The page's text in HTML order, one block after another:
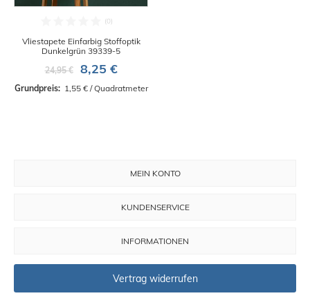
Vliestapete Einfarbig Stoffoptik
Dunkelgrün 39339-5
24,95 €
8,25 €
Grundpreis: 1,55 € / Quadratmeter
MEIN KONTO
KUNDENSERVICE
INFORMATIONEN
Vertrag widerrufen